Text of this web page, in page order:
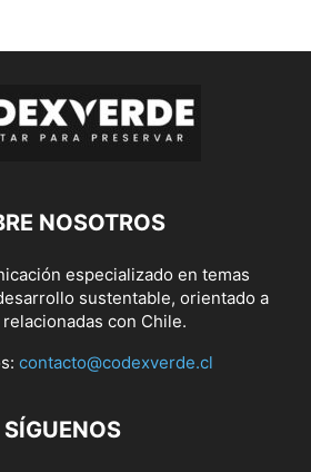
NOSOTROS
especializado en temas
sustentable, orientado a
con Chile.
contacto@codexverde.cl
SÍGUENOS